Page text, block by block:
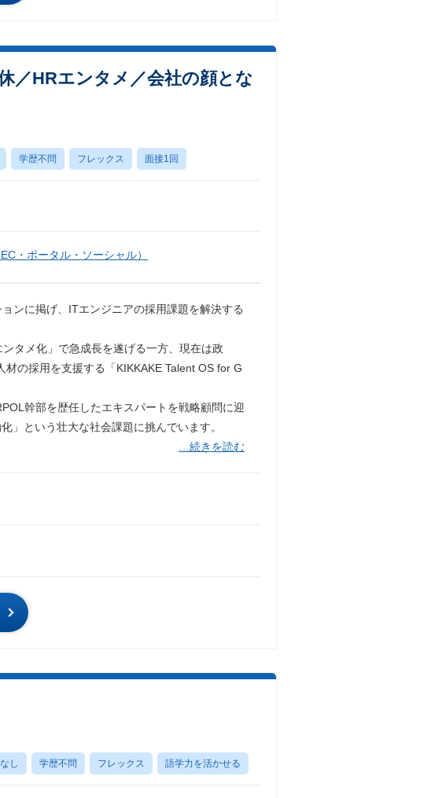
／HRエンタメ／会社の顔とな
学歴不問 フレックス 面接1回
・ポータル・ソーシャル）
ンに掲げ、ITエンジニアの採用課題を解決する
タメ化」で急成長を遂げる一方、現在は政
の採用を支援する「KIKKAKE Talent OS for G
幹部を歴任したエキスパートを戦略顧問に迎
」という壮大な社会課題に挑んでいます。
…続きを読む
し 学歴不問 フレックス 語学力を活かせる